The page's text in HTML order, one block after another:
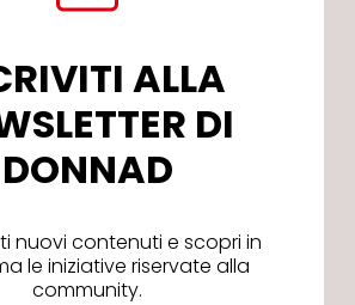
ALLA
DI
DONNAD
nuovi contenuti e scopri in
le iniziative riservate alla
community.